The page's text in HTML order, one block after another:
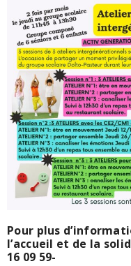
Pour plus
l’accueil et de la
16 09 59-